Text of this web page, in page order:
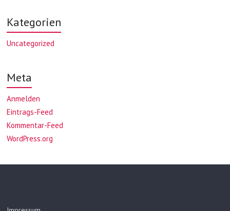
Kategorien
Uncategorized
Meta
Anmelden
Eintrags-Feed
Kommentar-Feed
WordPress.org